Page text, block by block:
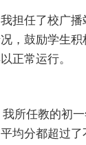
任了校广播
，鼓励学生积
正常运行。
所任教的初一
均分都超过